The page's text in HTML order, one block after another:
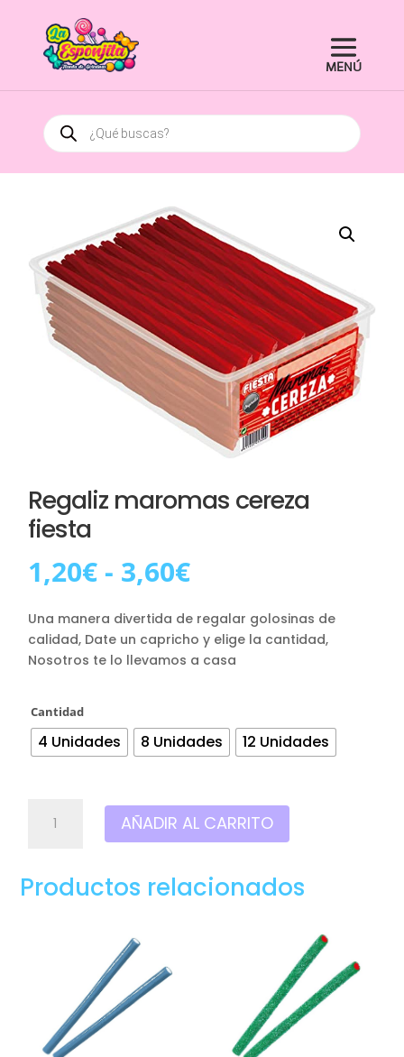
Búsqueda
de
productos
Regaliz maromas cereza
fiesta
1,20€ - 3,60€Rango
precios:
desde
1,20€
hasta
Una manera divertida de regalar golosinas de
calidad, Date un capricho y elige la cantidad,
Nosotros te lo llevamos a casa
Cantidad
4 Unidades 8 Unidades 12 Unidades
maromas
cantidad
AÑADIR AL CARRITO
Productos relacionados